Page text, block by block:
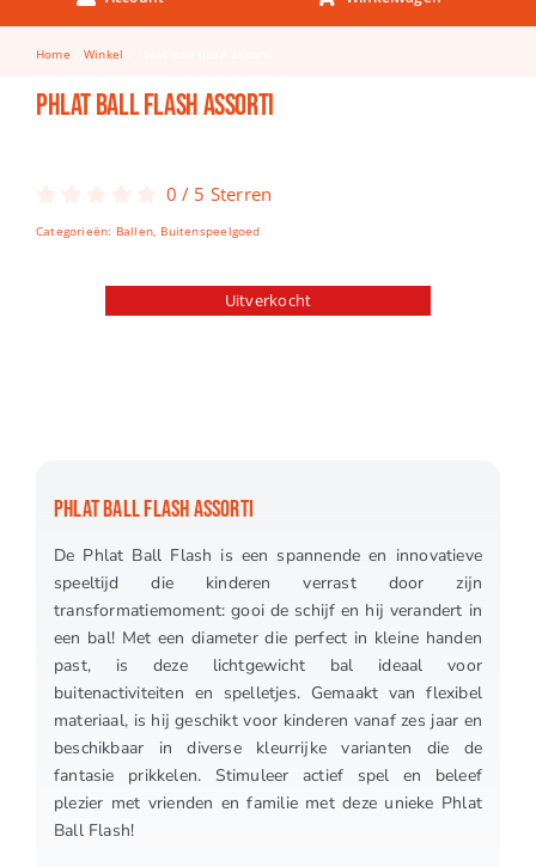
Keuken & Tafelen
Kinderfietsen
Knutselen
Spellen
Home Winkel
Phlat ball flash assorti
0 / 5 Sterren
Categorieën: Ballen, Buitenspeelgoed
Uitverkocht
PHLAT BALL FLASH ASSORTI
De Phlat Ball Flash is een spannende en innovatieve
speeltijd die kinderen verrast door zijn
transformatiemoment: gooi de schijf en hij verandert in
een bal! Met een diameter die perfect in kleine handen
past, is deze lichtgewicht bal ideaal voor
buitenactiviteiten en spelletjes. Gemaakt van flexibel
materiaal, is hij geschikt voor kinderen vanaf zes jaar en
beschikbaar in diverse kleurrijke varianten die de
fantasie prikkelen. Stimuleer actief spel en beleef
plezier met vrienden en familie met deze unieke Phlat
Ball Flash!